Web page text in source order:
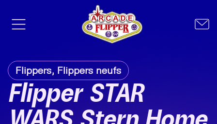
Flippers, Flippers neufs
Flipper STAR